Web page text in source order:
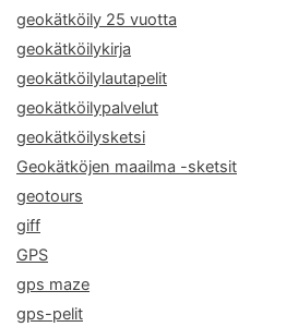
geokätköily 25 vuotta
geokätköilykirja
geokätköilylautapelit
geokätköilypalvelut
geokätköilysketsi
Geokätköjen maailma -sketsit
geotours
giff
GPS
gps maze
gps-pelit